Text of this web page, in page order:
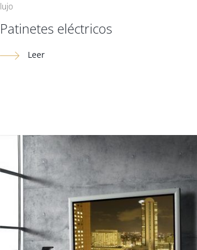
lujo
Patinetes eléctricos
Leer